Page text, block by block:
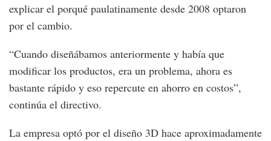
explicar el porqué paulatinamente desde 2008 optaron
por el cambio.
“Cuando diseñábamos anteriormente y había que
modificar los productos, era un problema, ahora es
bastante rápido y eso repercute en ahorro en costos”,
continúa el directivo.
La empresa optó por el diseño 3D hace aproximadamente